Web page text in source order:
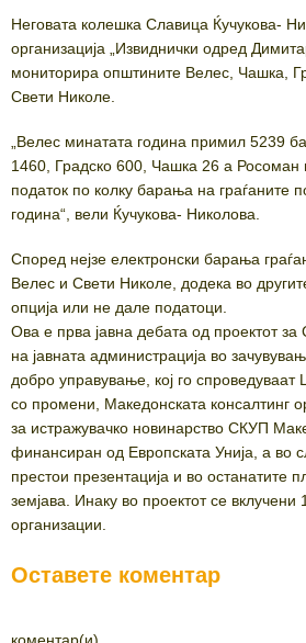
Неговата колешка Славица Ќучукова-
организација „Извиднички одред
мониторира општините Велес, Чашка,
Свети Николе.
„Велес минатата година примил 5239
1460, Градско 600, Чашка 26 а Росоман
податок по колку барања на граѓаните
година“, вели Ќучукова- Николова.
Според нејзе електронски барања
Велес и Свети Николе, додека во
опција или не дале податоци.
Ова е прва јавна дебата од проектот
на јавната администрација во
добро управување, кој го
со промени, Македонската консалтинг
за истражувачко новинарство СКУП
финансиран од Европската Унија, а во
престои презентација и во останатите
земјава. Инаку во проектот се вклучени
организации.
Оставете коментар
коментар(и)